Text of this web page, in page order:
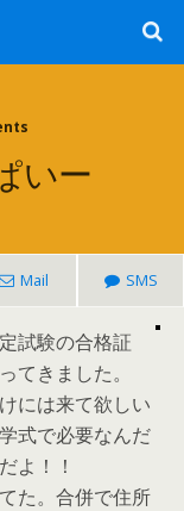
いー
Mail SMS
試験の合格証
てきました。
には来て欲しい
式で必要なんだ
よ！！
た。合併で住所